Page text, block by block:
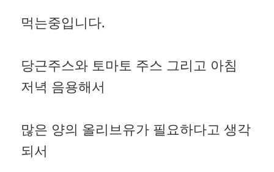
먹는중입니다.
당근주스와 토마토 주스 그리고 아침
저녁 음용해서
많은 양의 올리브유가 필요하다고 생각
되서